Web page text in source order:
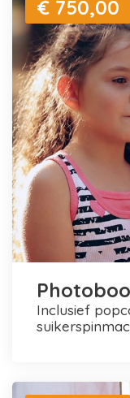
€ 750,00
inclusief popcornmachine en